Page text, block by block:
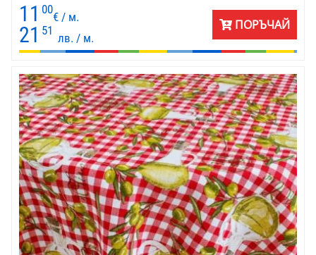
11 00
€ / м.
21 51
лв. / м.
ПОРЪЧАЙ